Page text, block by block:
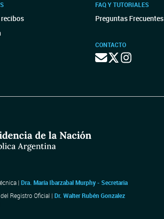
FAQ Y TUTORIALES
Preguntas Frecuentes
CONTACTO
| Dra. María Ibarzabal Murphy - Secretaria
Registro Oficial | Dr. Walter Rubén Gonzalez